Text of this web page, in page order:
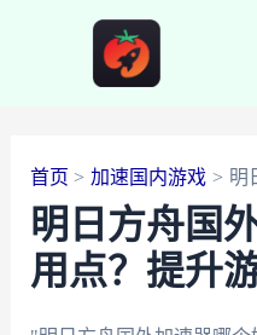
首页 加速国内游戏 明
明日方舟国
用点？提升